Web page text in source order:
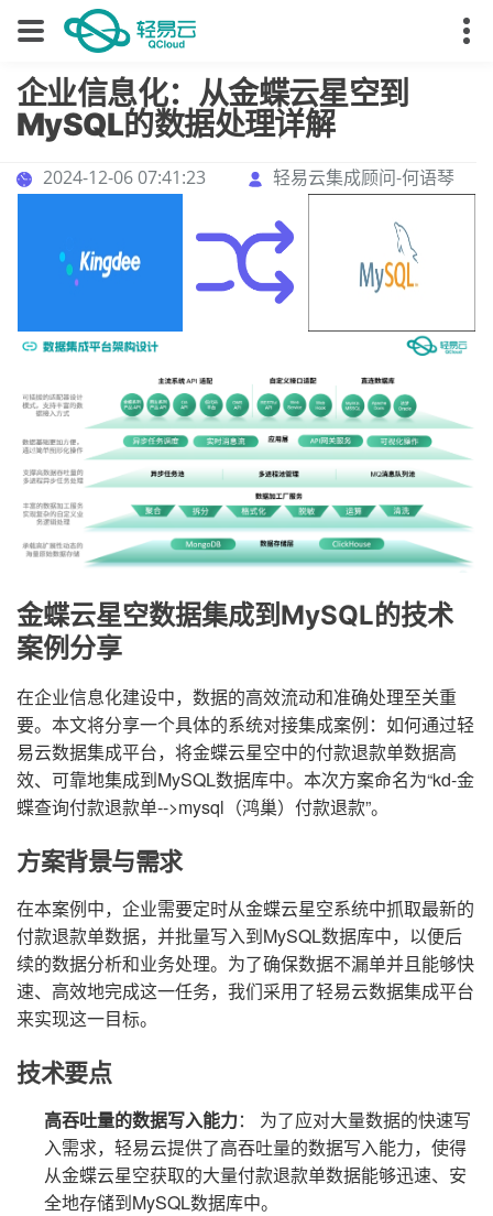
企业信息化：从金蝶云星空到
MySQL的数据处理详解
2024-12-06 07:41:23 轻易云集成顾问-何语琴
金蝶云星空数据集成到MySQL的技术
案例分享
在企业信息化建设中，数据的高效流动和准确处理至关重
要。本文将分享一个具体的系统对接集成案例：如何通过轻
易云数据集成平台，将金蝶云星空中的付款退款单数据高
效、可靠地集成到MySQL数据库中。本次方案命名为“kd-金
蝶查询付款退款单-->mysql（鸿巢）付款退款”。
方案背景与需求
在本案例中，企业需要定时从金蝶云星空系统中抓取最新的
付款退款单数据，并批量写入到MySQL数据库中，以便后
续的数据分析和业务处理。为了确保数据不漏单并且能够快
速、高效地完成这一任务，我们采用了轻易云数据集成平台
来实现这一目标。
技术要点
高吞吐量的数据写入能力： 为了应对大量数据的快速写
入需求，轻易云提供了高吞吐量的数据写入能力，使得
从金蝶云星空获取的大量付款退款单数据能够迅速、安
全地存储到MySQL数据库中。